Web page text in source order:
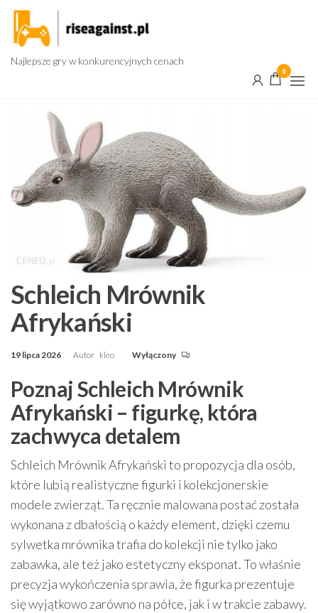
Przejdź
treści
Najlepsze gry w konkurencyjnych cenach
0
Schleich Mrównik
Afrykański
19 lipca 2026 Autor kleo Wyłączony
Poznaj Schleich Mrównik
Afrykański – figurkę, która
zachwyca detalem
Schleich Mrównik Afrykański to propozycja dla osób,
które lubią realistyczne figurki i kolekcjonerskie
modele zwierząt. Ta ręcznie malowana postać została
wykonana z dbałością o każdy element, dzięki czemu
sylwetka mrównika trafia do kolekcji nie tylko jako
zabawka, ale też jako estetyczny eksponat. To właśnie
precyzja wykończenia sprawia, że figurka prezentuje
się wyjątkowo zarówno na półce, jak i w trakcie zabawy.